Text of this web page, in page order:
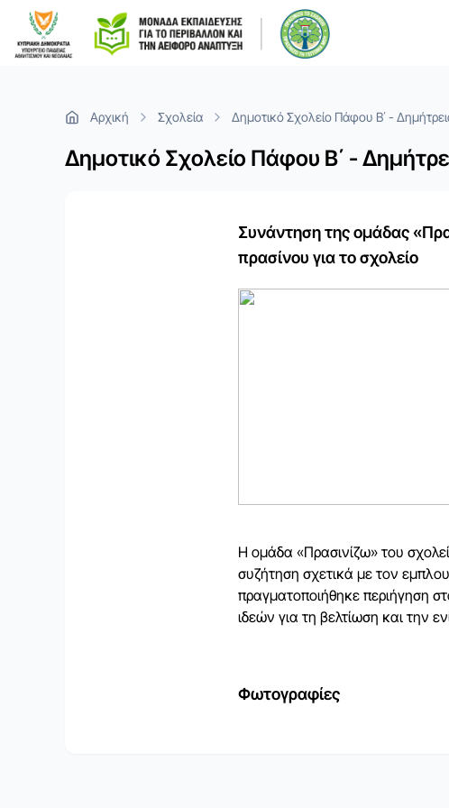
Αρχική Σχολεία Δημοτικό Σχολείο Πάφου Β΄ -
Δημοτικό Σχολείο Πάφου Β΄ -
Συνάντηση της ομάδας
πρασίνου για το σχολείο
Η ομάδα «Πρασινίζω» του
συζήτηση σχετικά με τον
πραγματοποιήθηκε περιήγηση
ιδεών για τη βελτίωση και την
Φωτογραφίες